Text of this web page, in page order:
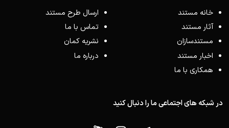
خانه مستند
آثار مستند
مستندسازان
اخبار مستند
همکاری با ما
ارسال طرح مستند
تماس با ما
نشریه کمان
درباره ما
در شبکه های اجتماعی ما را دنبال کنید